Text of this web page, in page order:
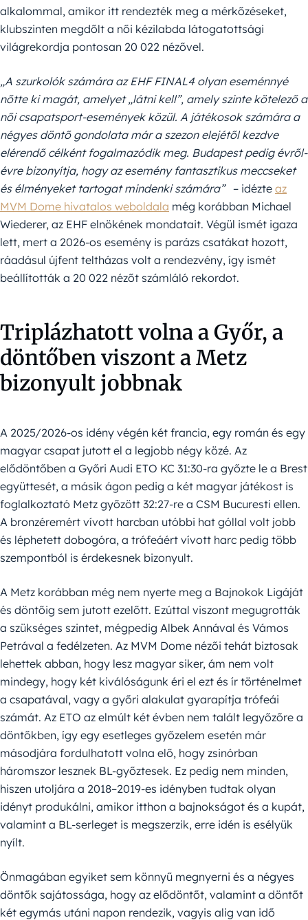
alkalommal, amikor itt rendezték meg a mérkőzéseket,
klubszinten megdőlt a női kézilabda látogatottsági
világrekordja pontosan 20 022 nézővel.
„A szurkolók számára az EHF FINAL4 olyan eseménnyé
nőtte ki magát, amelyet „látni kell”, amely szinte kötelező a
női csapatsport-események közül. A játékosok számára a
négyes döntő gondolata már a szezon elejétől kezdve
elérendő célként fogalmazódik meg. Budapest pedig évről-
évre bizonyítja, hogy az esemény fantasztikus meccseket
és élményeket tartogat mindenki számára” – idézte az
MVM Dome hivatalos weboldala még korábban Michael
Wiederer, az EHF elnökének mondatait. Végül ismét igaza
lett, mert a 2026-os esemény is parázs csatákat hozott,
ráadásul újfent teltházas volt a rendezvény, így ismét
beállították a 20 022 nézőt számláló rekordot.
Triplázhatott volna a Győr, a
döntőben viszont a Metz
bizonyult jobbnak
A 2025/2026-os idény végén két francia, egy román és egy
magyar csapat jutott el a legjobb négy közé. Az
elődöntőben a Győri Audi ETO KC 31:30-ra győzte le a Brest
együttesét, a másik ágon pedig a két magyar játékost is
foglalkoztató Metz győzött 32:27-re a CSM Bucuresti ellen.
A bronzéremért vívott harcban utóbbi hat góllal volt jobb
és léphetett dobogóra, a trófeáért vívott harc pedig több
szempontból is érdekesnek bizonyult.
A Metz korábban még nem nyerte meg a Bajnokok Ligáját
és döntőig sem jutott ezelőtt. Ezúttal viszont megugrották
a szükséges szintet, mégpedig Albek Annával és Vámos
Petrával a fedélzeten. Az MVM Dome nézői tehát biztosak
lehettek abban, hogy lesz magyar siker, ám nem volt
mindegy, hogy két kiválóságunk éri el ezt és ír történelmet
a csapatával, vagy a győri alakulat gyarapítja trófeái
számát. Az ETO az elmúlt két évben nem talált legyőzőre a
döntőkben, így egy esetleges győzelem esetén már
másodjára fordulhatott volna elő, hogy zsinórban
háromszor lesznek BL-győztesek. Ez pedig nem minden,
hiszen utoljára a 2018–2019-es idényben tudtak olyan
idényt produkálni, amikor itthon a bajnokságot és a kupát,
valamint a BL-serleget is megszerzik, erre idén is esélyük
nyílt.
Önmagában egyiket sem könnyű megnyerni és a négyes
döntők sajátossága, hogy az elődöntőt, valamint a döntőt
két egymás utáni napon rendezik, vagyis alig van idő